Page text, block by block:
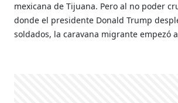
mexicana de Tijuana. Pero al no poder
donde el presidente Donald Trump
soldados, la caravana migrante empezó